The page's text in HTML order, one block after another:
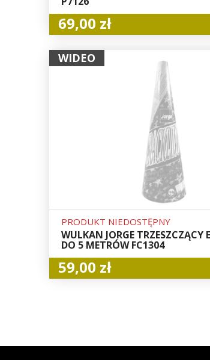
69,00 zł
WIDEO
PRODUKT NIEDOSTĘPNY
WULKAN JORGE TRZESZCZĄCY
DO 5 METRÓW FC1304
59,00 zł